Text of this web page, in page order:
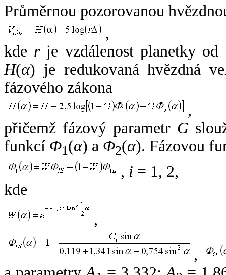
Průměrnou pozorovanou
,
kde rje vzdálenost planetky od
H(α) je redukovaná hvězdná
fázového zákona
,
přičemž fázový parametr G
funkcí Φ1(α) a Φ2(α). Fázovou
, i = 1, 2,
kde
,
,